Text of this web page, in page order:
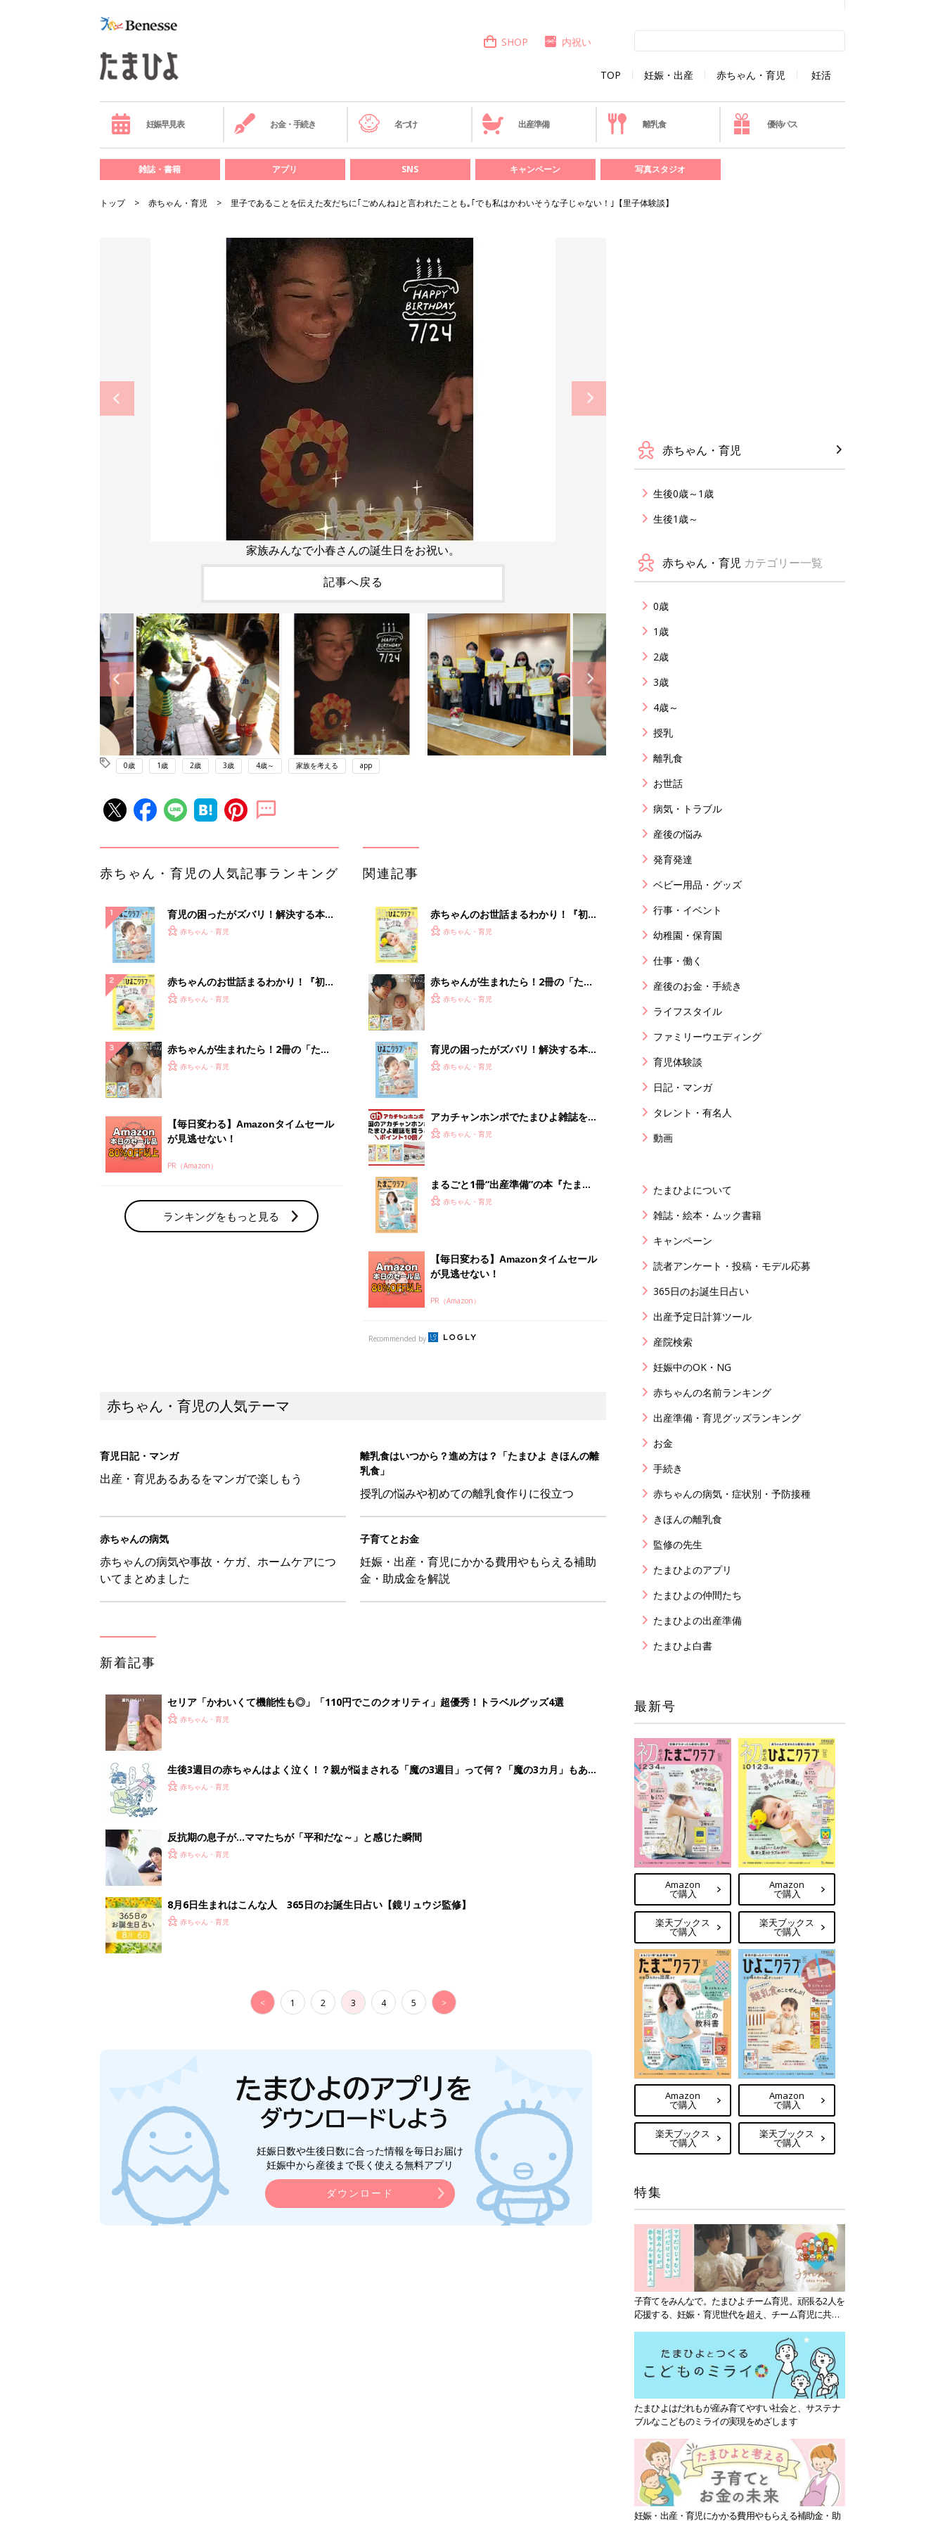
TOP 妊娠・出産 赤ちゃん・育児 妊活
SHOP 内祝い
妊娠早見表 お金・手続き 名づけ 出産準備 離乳食 優待パス
雑誌・書籍 アプリ SNS キャンペーン 写真スタジオ
トップ 赤ちゃん・育児 里子であることを伝えた友だちに｢ごめんね｣と言われたことも｡｢でも私はかわいそうな子じゃない！｣【里子体験談】
家族みんなで小春さんの誕生日をお祝い。
記事へ戻る
0歳 1歳 2歳 3歳 4歳～ 家族を考える app
赤ちゃん・育児の人気記事ランキング
育児の困ったがズバリ！解決する本
『ひよこクラブ 夏号』 4カ月～2才
赤ちゃん・育児
赤ちゃんのお世話まるわかり！『初め
てのひよこクラブ 夏号』〈巻頭大特
赤ちゃん・育児
赤ちゃんが生まれたら！2冊の「たま
ひよ」
赤ちゃん・育児
【毎日変わる】Amazonタイムセール
が見逃せない！
PR（Amazon）
ランキングをもっと見る
関連記事
赤ちゃんのお世話まるわかり！『初め
てのひよこクラブ 夏号』〈巻頭大特
赤ちゃん・育児
赤ちゃんが生まれたら！2冊の「たま
ひよ」
赤ちゃん・育児
育児の困ったがズバリ！解決する本
『ひよこクラブ 秋号』 4カ月～2才
赤ちゃん・育児
アカチャンホンポでたまひよ雑誌を買
うとポイント10倍【期間限定】
赤ちゃん・育児
まるごと1冊“出産準備”の本『たまご
クラブ 夏号』〈スペシャル大特集〉
赤ちゃん・育児
【毎日変わる】Amazonタイムセール
が見逃せない！
PR（Amazon）
Recommended by
赤ちゃん・育児の人気テーマ
育児日記・マンガ
出産・育児あるあるをマンガで楽しもう
離乳食はいつから？進め方は？「たまひよ きほんの離
乳食」
授乳の悩みや初めての離乳食作りに役立つ
赤ちゃんの病気
赤ちゃんの病気や事故・ケガ、ホームケアにつ
いてまとめました
子育てとお金
妊娠・出産・育児にかかる費用やもらえる補助
金・助成金を解説
新着記事
セリア「かわいくて機能性も◎」「110円でこのクオリティ」超優秀！トラベルグッズ4選
赤ちゃん・育児
生後3週目の赤ちゃんはよく泣く！？親が悩まされる「魔の3週目」って何？「魔の3カ月」もある
って本当？【専門家】
赤ちゃん・育児
反抗期の息子が...ママたちが「平和だな～」と感じた瞬間
赤ちゃん・育児
8月6日生まれはこんな人 365日のお誕生日占い【鏡リュウジ監修】
赤ちゃん・育児
< 1 2 3 4 5 >
妊娠日数や生後日数に合った情報を毎日お届け
妊娠中から産後まで長く使える無料アプリ
ダウンロード
赤ちゃん・育児
生後0歳～1歳
生後1歳～
赤ちゃん・育児 カテゴリー一覧
0歳
1歳
2歳
3歳
4歳～
授乳
離乳食
お世話
病気・トラブル
産後の悩み
発育発達
ベビー用品・グッズ
行事・イベント
幼稚園・保育園
仕事・働く
産後のお金・手続き
ライフスタイル
ファミリーウエディング
育児体験談
日記・マンガ
タレント・有名人
動画
たまひよについて
雑誌・絵本・ムック書籍
キャンペーン
読者アンケート・投稿・モデル応募
365日のお誕生日占い
出産予定日計算ツール
産院検索
妊娠中のOK・NG
赤ちゃんの名前ランキング
出産準備・育児グッズランキング
お金
手続き
赤ちゃんの病気・症状別・予防接種
きほんの離乳食
監修の先生
たまひよのアプリ
たまひよの仲間たち
たまひよの出産準備
たまひよ白書
最新号
Amazon
で購入
楽天ブックス
で購入
Amazon
で購入
楽天ブックス
で購入
Amazon
で購入
楽天ブックス
で購入
Amazon
で購入
楽天ブックス
で購入
特集
子育てをみんなで。たまひよチーム育児。頑張る2人を
応援する、妊娠・育児世代を超え、チーム育児に共感
たまひよはだれもが産み育てやすい社会と、サステナ
ブルなこどものミライの実現をめざします
妊娠・出産・育児にかかる費用やもらえる補助金・助